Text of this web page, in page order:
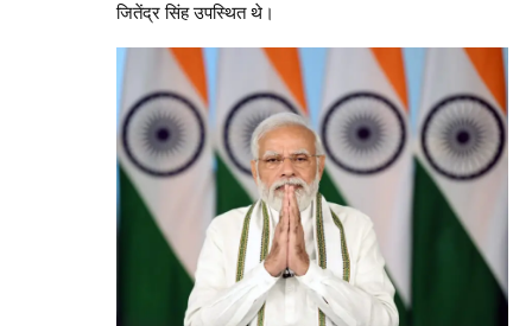
जितेंद्र सिंह उपस्थित थे।